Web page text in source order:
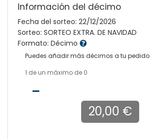
Información del décimo
Fecha del sorteo: 22/12/2026
Sorteo: SORTEO EXTRA. DE NAVIDAD
Formato: Décimo
Puedes añadir más décimos a tu pedido
1 de un máximo de 0
20,00 €